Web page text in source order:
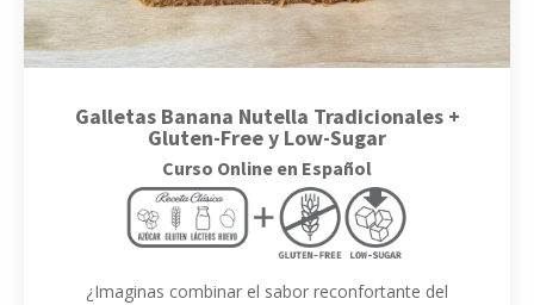
Galletas Banana Nutella Tradicionales +
Gluten-Free y Low-Sugar
Curso Online en Español
¿Imaginas combinar el sabor reconfortante del